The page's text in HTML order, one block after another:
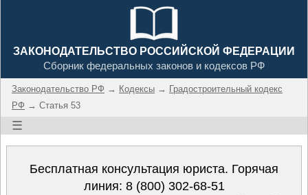
ЗАКОНОДАТЕЛЬСТВО РОССИЙСКОЙ ФЕДЕРАЦИИ
Сборник федеральных законов и кодексов РФ
Законодательство РФ → Кодексы → Градостроительный кодекс
РФ → Статья 53
☰
Бесплатная консультация юриста. Горячая
линия: 8 (800) 302-68-51